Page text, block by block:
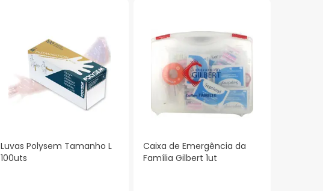
Luvas Polysem Tamanho L
100uts
Caixa de Emergência da
Família Gilbert 1ut